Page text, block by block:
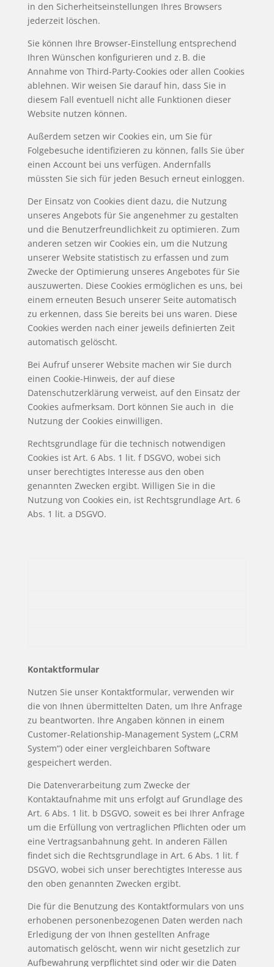
in den Sicherheitseinstellungen Ihres Browsers
jederzeit löschen.
Sie können Ihre Browser-Einstellung entsprechend
Ihren Wünschen konfigurieren und z. B. die
Annahme von Third-Party-Cookies oder allen Cookies
ablehnen. Wir weisen Sie darauf hin, dass Sie in
diesem Fall eventuell nicht alle Funktionen dieser
Website nutzen können.
Außerdem setzen wir Cookies ein, um Sie für
Folgebesuche identifizieren zu können, falls Sie über
einen Account bei uns verfügen. Andernfalls
müssten Sie sich für jeden Besuch erneut einloggen.
Der Einsatz von Cookies dient dazu, die Nutzung
unseres Angebots für Sie angenehmer zu gestalten
und die Benutzerfreundlichkeit zu optimieren. Zum
anderen setzen wir Cookies ein, um die Nutzung
unserer Website statistisch zu erfassen und zum
Zwecke der Optimierung unseres Angebotes für Sie
auszuwerten. Diese Cookies ermöglichen es uns, bei
einem erneuten Besuch unserer Seite automatisch
zu erkennen, dass Sie bereits bei uns waren. Diese
Cookies werden nach einer jeweils definierten Zeit
automatisch gelöscht.
Bei Aufruf unserer Website machen wir Sie durch
einen Cookie-Hinweis, der auf diese
Datenschutzerklärung verweist, auf den Einsatz der
Cookies aufmerksam. Dort können Sie auch in die
Nutzung der Cookies einwilligen.
Rechtsgrundlage für die technisch notwendigen
Cookies ist Art. 6 Abs. 1 lit. f DSGVO, wobei sich
unser berechtigtes Interesse aus den oben
genannten Zwecken ergibt. Willigen Sie in die
Nutzung von Cookies ein, ist Rechtsgrundlage Art. 6
Abs. 1 lit. a DSGVO.
Kontaktformular
Nutzen Sie unser Kontaktformular, verwenden wir
die von Ihnen übermittelten Daten, um Ihre Anfrage
zu beantworten. Ihre Angaben können in einem
Customer-Relationship-Management System („CRM
System“) oder einer vergleichbaren Software
gespeichert werden.
Die Datenverarbeitung zum Zwecke der
Kontaktaufnahme mit uns erfolgt auf Grundlage des
Art. 6 Abs. 1 lit. b DSGVO, soweit es bei Ihrer Anfrage
um die Erfüllung von vertraglichen Pflichten oder um
eine Vertragsanbahnung geht. In anderen Fällen
findet sich die Rechtsgrundlage in Art. 6 Abs. 1 lit. f
DSGVO, wobei sich unser berechtigtes Interesse aus
den oben genannten Zwecken ergibt.
Die für die Benutzung des Kontaktformulars von uns
erhobenen personenbezogenen Daten werden nach
Erledigung der von Ihnen gestellten Anfrage
automatisch gelöscht, wenn wir nicht gesetzlich zur
Aufbewahrung verpflichtet sind oder wir die Daten